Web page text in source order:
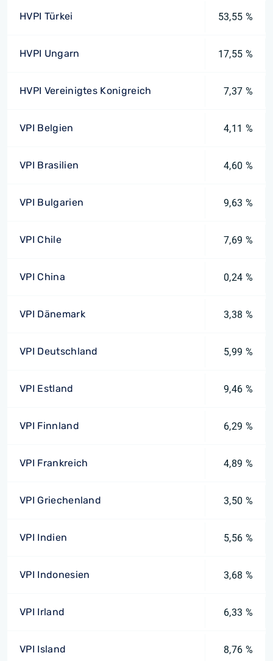
HVPI Türkei 53,55 %
HVPI Ungarn 17,55 %
HVPI Vereinigtes Konigreich 7,37 %
VPI Belgien 4,11 %
VPI Brasilien 4,60 %
VPI Bulgarien 9,63 %
VPI Chile 7,69 %
VPI China 0,24 %
VPI Dänemark 3,38 %
VPI Deutschland 5,99 %
VPI Estland 9,46 %
VPI Finnland 6,29 %
VPI Frankreich 4,89 %
VPI Griechenland 3,50 %
VPI Indien 5,56 %
VPI Indonesien 3,68 %
VPI Irland 6,33 %
VPI Island 8,76 %